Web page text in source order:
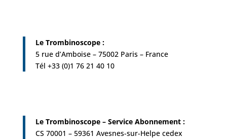
Le Trombinoscope :
5 rue d’Amboise – 75002 Paris – France
Tél +33 (0)1 76 21 40 10
Le Trombinoscope – Service Abonnement :
CS 70001 – 59361 Avesnes-sur-Helpe cedex